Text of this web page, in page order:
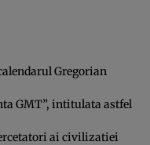
Gregorian
GMT”, intitulata astfel
ai civilizatiei